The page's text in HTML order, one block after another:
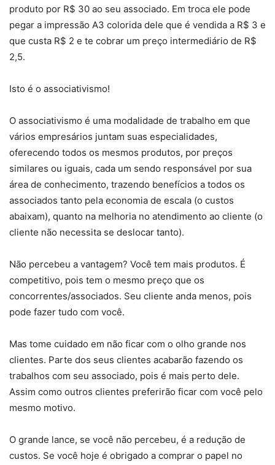
produto por R$ 30 ao seu associado. Em troca ele pode
pegar a impressão A3 colorida dele que é vendida a R$ 3 e
que custa R$ 2 e te cobrar um preço intermediário de R$
2,5.
Isto é o associativismo!
O associativismo é uma modalidade de trabalho em que
vários empresários juntam suas especialidades,
oferecendo todos os mesmos produtos, por preços
similares ou iguais, cada um sendo responsável por sua
área de conhecimento, trazendo benefícios a todos os
associados tanto pela economia de escala (o custos
abaixam), quanto na melhoria no atendimento ao cliente (o
cliente não necessita se deslocar tanto).
Não percebeu a vantagem? Você tem mais produtos. É
competitivo, pois tem o mesmo preço que os
concorrentes/associados. Seu cliente anda menos, pois
pode fazer tudo com você.
Mas tome cuidado em não ficar com o olho grande nos
clientes. Parte dos seus clientes acabarão fazendo os
trabalhos com seu associado, pois é mais perto dele.
Assim como outros clientes preferirão ficar com você pelo
mesmo motivo.
O grande lance, se você não percebeu, é a redução de
custos. Se você hoje é obrigado a comprar o papel no